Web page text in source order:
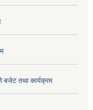
बजेट तथा कार्यक्रम